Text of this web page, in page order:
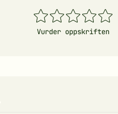
1
stjerner
2
stjerner
3
stjerner
4
stjerner
5
Vurder oppskriften